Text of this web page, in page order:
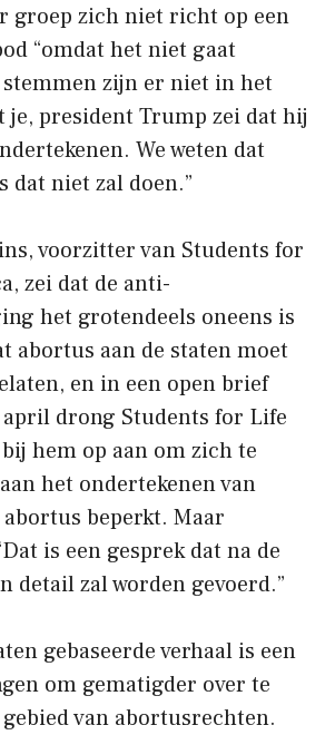
groep zich niet richt op een
“omdat het niet gaat
zijn er niet in het
je, president Trump zei dat hij
We weten dat
dat niet zal doen.”
voorzitter van Students for
zei dat de anti-
het grotendeels oneens is
abortus aan de staten moet
en in een open brief
drong Students for Life
hem op aan om zich te
het ondertekenen van
beperkt. Maar
is een gesprek dat na de
detail zal worden gevoerd.”
gebaseerde verhaal is een
om gematigder over te
van abortusrechten.